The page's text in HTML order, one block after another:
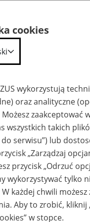
cookies
wykorzystują
oraz analityczne
zaakceptować
wszystkich takich
do serwisu”) lub
„Zarządzaj
przycisk „Odrzuć
wykorzystywać tylko
każdej chwili
Aby to zrobić, kliknij
w stopce.